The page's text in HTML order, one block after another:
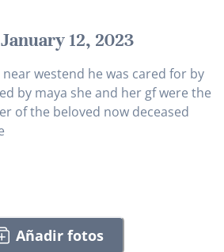
12, 2023
near westend he was cared for by
by maya she and her gf were the
of the beloved now deceased
Añadir fotos